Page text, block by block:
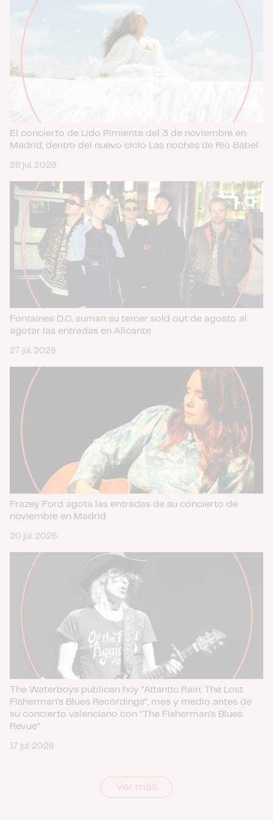
El concierto de Lido Pimienta del 3 de noviembre en
Madrid, dentro del nuevo ciclo Las noches de Río Babel
28 jul. 2026
Fontaines D.C. suman su tercer sold out de agosto al
agotar las entradas en Alicante
27 jul. 2026
Frazey Ford agota las entradas de su concierto de
noviembre en Madrid
20 jul. 2026
The Waterboys publican hoy “Atlantic Rain: The Lost
Fisherman’s Blues Recordings”, mes y medio antes de
su concierto valenciano con “The Fisherman’s Blues
Revue”
17 jul. 2026
Ver más